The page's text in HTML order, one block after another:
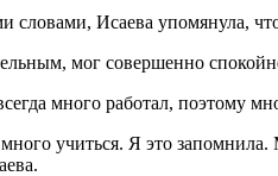
словами, Исаева упомянула,
мог совершенно
много работал, поэтому
учиться. Я это